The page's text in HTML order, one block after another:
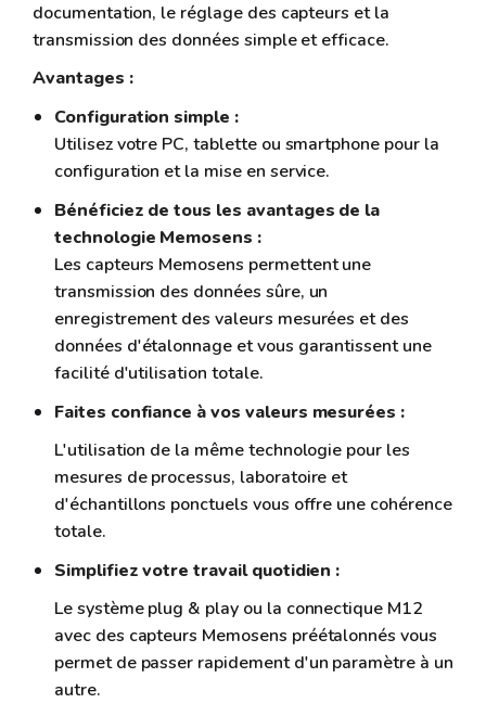
documentation, le réglage des capteurs et la
transmission des données simple et efficace.
Avantages :
Configuration simple :
Utilisez votre PC, tablette ou smartphone pour la
configuration et la mise en service.
Bénéficiez de tous les avantages de la
technologie Memosens :
Les capteurs Memosens permettent une
transmission des données sûre, un
enregistrement des valeurs mesurées et des
données d'étalonnage et vous garantissent une
facilité d'utilisation totale.
Faites confiance à vos valeurs mesurées :
L'utilisation de la même technologie pour les
mesures de processus, laboratoire et
d'échantillons ponctuels vous offre une cohérence
totale.
Simplifiez votre travail quotidien :
Le système plug & play ou la connectique M12
avec des capteurs Memosens préétalonnés vous
permet de passer rapidement d'un paramètre à un
autre.